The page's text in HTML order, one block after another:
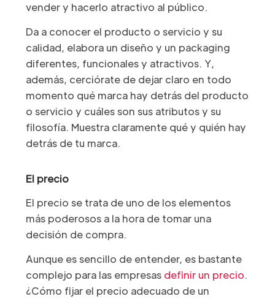
vender y hacerlo atractivo al público.
Da a conocer el producto o servicio y su
calidad, elabora un diseño y un packaging
diferentes, funcionales y atractivos. Y,
además, cerciórate de dejar claro en todo
momento qué marca hay detrás del producto
o servicio y cuáles son sus atributos y su
filosofía. Muestra claramente qué y quién hay
detrás de tu marca.
El precio
El precio se trata de uno de los elementos
más poderosos a la hora de tomar una
decisión de compra.
Aunque es sencillo de entender, es bastante
complejo para las empresas definir un precio.
¿Cómo fijar el precio adecuado de un